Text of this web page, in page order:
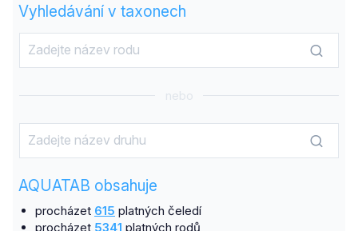
Vyhledávání v taxonech
nebo
AQUATAB obsahuje
procházet 615 platných čeledí
procházet 5341 platných rodů